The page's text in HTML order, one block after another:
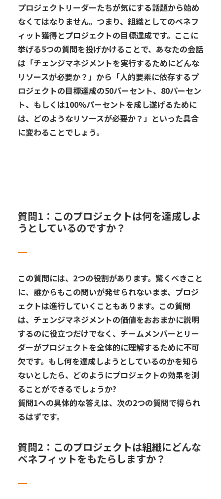
プロジェクトリーダーたちが気にする話題から始め
なくてはなりません。つまり、 組織としてのベネフ
ィット獲得とプロジェクトの目標達成です。 ここに
挙げる5つの質問を投げかけることで、 あなたの会話
は 「チェンジマネジメントを実行するためにどんな
リソースが必要か？」から 「人的要素に依存するプ
ロジェクトの目標達成の50パーセント、 80パーセン
ト、もしくは100%パーセントを成し遂げるために
は、どのようなリソースが必要か？」といった具合
に変わることでしょう。
質問1 ：このプロジェクトは何を達成しよ
うとしているのですか？
この質問には、 2つの役割があります。 驚くべきこと
に、誰からもこの問いが発せられないまま、 プロジ
ェクトは進行していくこともあります。 この質問
は、 チェンジマネジメントの価値をおおまかに説明
するのに役立つだけでなく、チームメンバーとリー
ダーがプロジェクトを全体的に理解するために不可
欠です。 もし何を達成しようとしているのかを知ら
ないとしたら、どのようにプロジェクトの効果を測
ることができるでしょうか?
質問1への具体的な答えは、次の2つの質問で得られ
るはずです。
質問2 ：このプロジェクトは組織にどんな
ベネフィットをもたらしますか？